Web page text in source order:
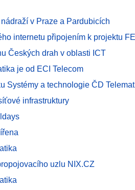
v Praze a Pardubicích
internetu připojením k projektu
Českých drah v oblasti ICT
je od ECI Telecom
Systémy a technologie ČD
infrastruktury
uzlu NIX.CZ